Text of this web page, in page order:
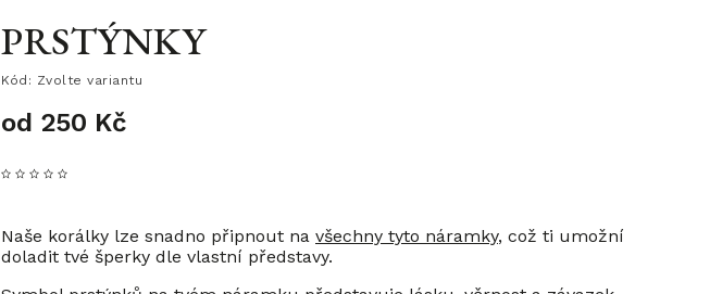
PRSTÝNKY
Kód: Zvolte variantu
od 250 Kč
Naše korálky lze snadno připnout na všechny tyto náramky, což ti umožní
doladit tvé šperky dle vlastní představy.